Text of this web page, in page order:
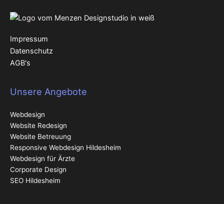
Impressum
Datenschutz
AGB's
Unsere Angebote
Webdesign
Website Redesign
Website Betreuung
Responsive Webdesign Hildesheim
Webdesign für Ärzte
Corporate Design
SEO Hildesheim